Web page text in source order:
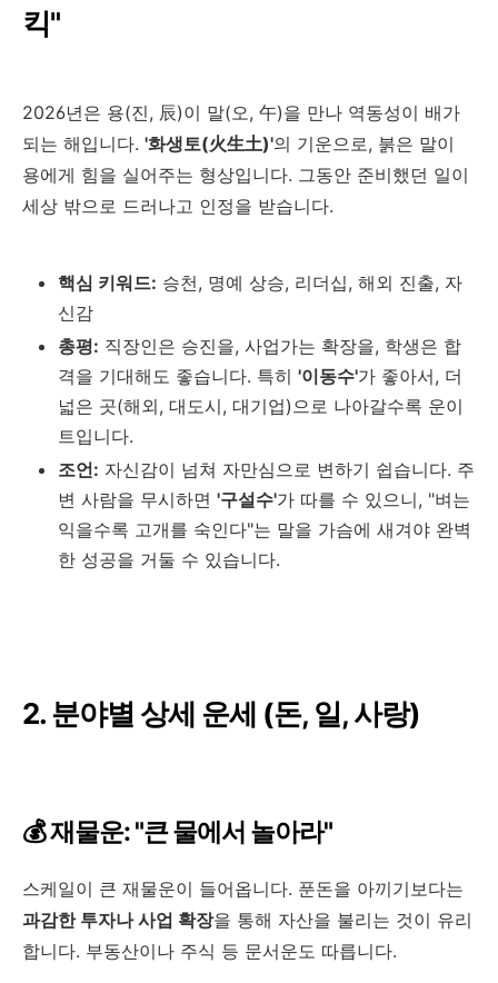
킥"
2026년은 용(진, 辰)이 말(오, 午)을 만나 역동성이 배가
되는 해입니다. '화생토(火生土)'의 기운으로, 붉은 말이
용에게 힘을 실어주는 형상입니다. 그동안 준비했던 일이
세상 밖으로 드러나고 인정을 받습니다.
핵심 키워드: 승천, 명예 상승, 리더십, 해외 진출, 자
신감
총평: 직장인은 승진을, 사업가는 확장을, 학생은 합
격을 기대해도 좋습니다. 특히 '이동수'가 좋아서, 더
넓은 곳(해외, 대도시, 대기업)으로 나아갈수록 운이
트입니다.
조언: 자신감이 넘쳐 자만심으로 변하기 쉽습니다. 주
변 사람을 무시하면 '구설수'가 따를 수 있으니, "벼는
익을수록 고개를 숙인다"는 말을 가슴에 새겨야 완벽
한 성공을 거둘 수 있습니다.
2. 분야별 상세 운세 (돈, 일, 사랑)
💰 재물운: "큰 물에서 놀아라"
스케일이 큰 재물운이 들어옵니다. 푼돈을 아끼기보다는
과감한 투자나 사업 확장을 통해 자산을 불리는 것이 유리
합니다. 부동산이나 주식 등 문서운도 따릅니다.